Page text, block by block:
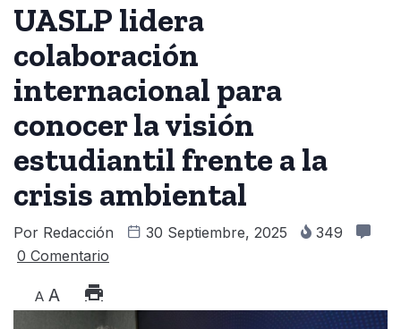
UASLP lidera
colaboración
internacional para
conocer la visión
estudiantil frente a la
crisis ambiental
Por Redacción 30 Septiembre, 2025
349
0 Comentario
A A